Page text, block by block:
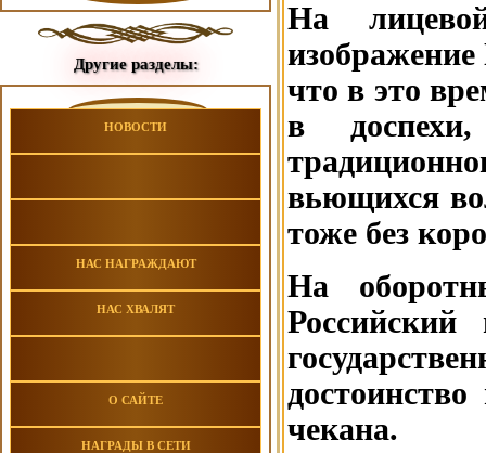
Другие разделы:
НОВОСТИ
НАС НАГРАЖДАЮТ
НАС ХВАЛЯТ
О САЙТЕ
НАГРАДЫ В СЕТИ
На
что в это
в
вьющихся
тоже без
На
чекана.